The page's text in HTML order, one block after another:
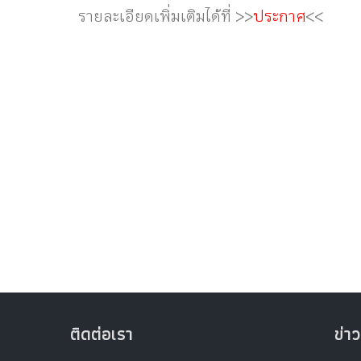
รายละเอียดเพิ่มเติมได้ที่ >>ประกาศ<<
ติดต่อเรา ข่า